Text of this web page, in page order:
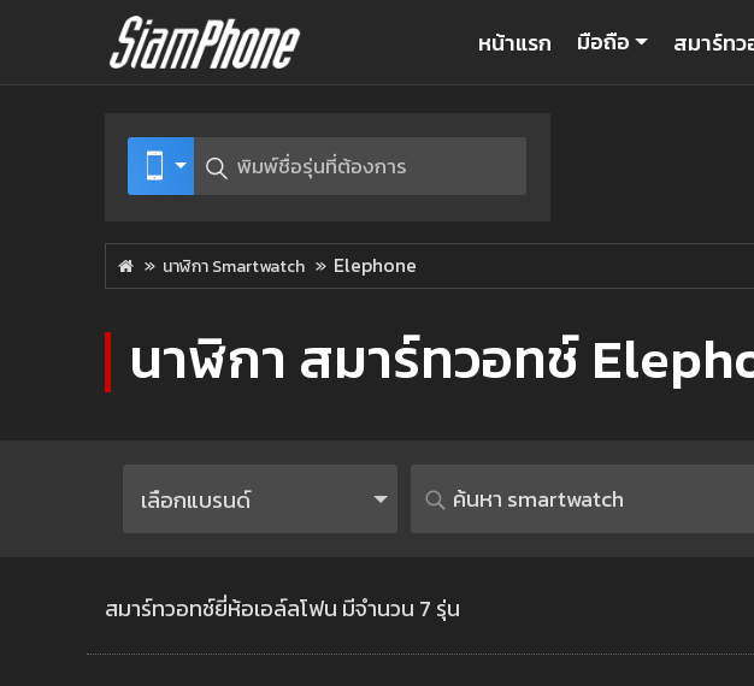
หน้าแรก มือถือ สมาร์ท
นาฬิกา Smartwatch Elephone
นาฬิกา สมาร์ทวอทช์
เลือกแบรนด์
สมาร์ทวอทช์ยี่ห้อเอล์ลโฟน มีจำนวน 7 รุ่น